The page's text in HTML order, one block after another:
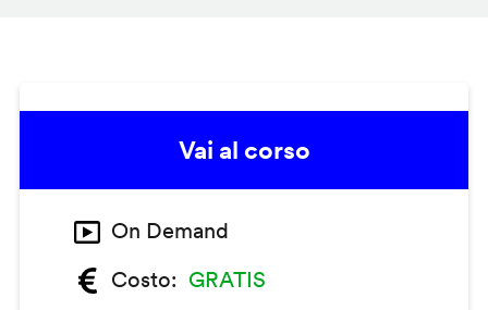
Vai al corso
On Demand
Costo
GRATIS